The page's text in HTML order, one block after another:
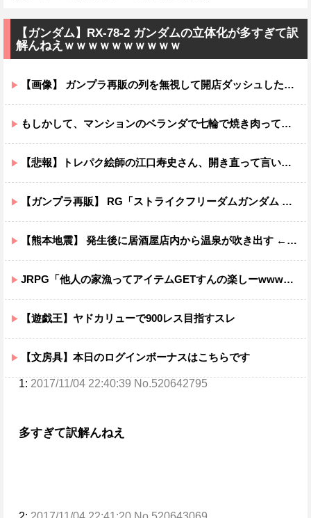
【ガンダム】RX-78-2 ガンダムの立体化が多すぎて訳
解んねえｗｗｗｗｗｗｗｗｗｗ
【画像】 ガンプラ再販の列を無視して開店ダッシュした客の末路…
もしかして、マンションのベランダで七輪で焼き肉ってダメなの？????
【悲報】トレパク絵師の江口寿史さん、開き直って言い訳してしまう。全く反省してないと話題に
【ガンプラ再販】 RG「ストライクフリーダムガンダム ディアクティブモード」ほか【11時予約開始】
【熊本地震】 発生後に居酒屋店内から温泉が吹き出す ← これ前触れじゃね？
JRPG「他人の家漁ってアイテムGETすんの楽しーwwwww」→欧米で馬鹿にされてしまう
【遊戯王】ヤドカリューで900レス目指すスレ
【文房具】本日のログインボーナスはこちらです
1: 2017/11/04 22:40:39 No.520642795
多すぎて訳解んねえ